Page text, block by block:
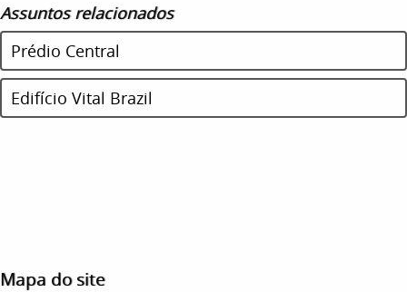
Assuntos relacionados
Prédio Central
Edifício Vital Brazil
Mapa do site